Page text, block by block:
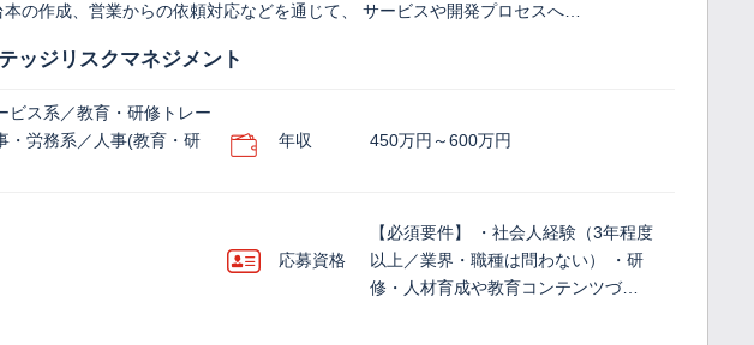
の作成、営業からの依頼対応などを通じて、 サービスや開発プロセスへ…
ッジリスクマネジメント
ビス系／教育・研修トレー
・労務系／人事(教育・研
年収 450万円～600万円
応募資格
【必須要件】 ・社会人経験（3年程度
以上／業界・職種は問わない） ・研
修・人材育成や教育コンテンツづ…